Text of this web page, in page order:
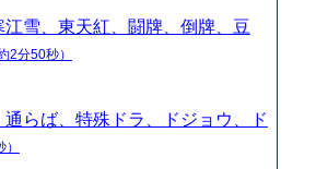
江雪、東天紅、闘牌、倒牌、豆
2分50秒）
通らば、特殊ドラ、ドジョウ、ド